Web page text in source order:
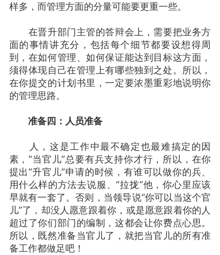
样多，而管理方面的分量可能要更重一些。
在晋升部门主管的答辩会上，需要把业务方
面的事情讲充分，包括每个细节都要设想得周
到，在如何管理、如何保证能达到目标这方面，
须得体现自己在管理上有哪些独到之处。所以，
在你提交的计划书里，一定要浓墨重彩地说明你
的管理思路。
准备四：人员准备
人，这是工作中最不确定也最难搞定的因
素，“当官儿”总要有兵支持你才行，所以，在你
提出“升官儿”申请的时候，有谁可以做你的兵、
用什么样的方法去说服、“拉拢”他，你心里应该
早就有一套了。否则，当领导说“你可以当这个官
儿”了，却没人愿意跟着你，或是愿意跟着你的人
超过了你们部门的编制，这都会让你费点心思。
所以，既然准备当官儿了，就把当官儿的所有准
备工作都做足吧！